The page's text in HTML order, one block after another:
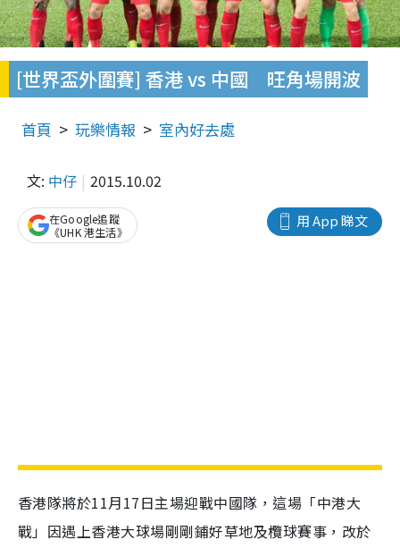
[世界盃外圍賽] 香港 vs 中國 旺角場開波
首頁 玩樂情報 室內好去處
文: 中仔 2015.10.02
用 App 睇文
在Google追蹤
《UHK 港生活》
香港隊將於11月17日主場迎戰中國隊，這場「中港大
戰」因遇上香港大球場剛剛鋪好草地及欖球賽事，改於